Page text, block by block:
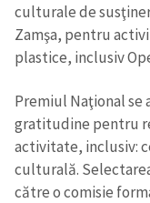
culturale de
Zamşa, pentru
plastice, inclusiv
Premiul Naţional se
gratitudine pentru
activitate, inclusiv:
culturală.
către o comisie